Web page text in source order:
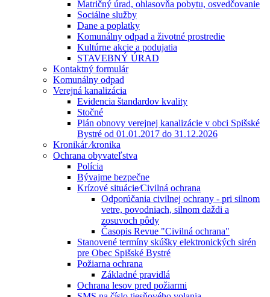
Matričný úrad, ohlasovňa pobytu, osvedčovanie
Sociálne služby
Dane a poplatky
Komunálny odpad a životné prostredie
Kultúrne akcie a podujatia
STAVEBNÝ ÚRAD
Kontaktný formulár
Komunálny odpad
Verejná kanalizácia
Evidencia štandardov kvality
Stočné
Plán obnovy verejnej kanalizácie v obci Spišské
Bystré od 01.01.2017 do 31.12.2026
Kronikár ⁄kronika
Ochrana obyvateľstva
Polícia
Bývajme bezpečne
Krízové situácie⁄Civilná ochrana
Odporúčania civilnej ochrany - pri silnom
vetre, povodniach, silnom daždi a
zosuvoch pôdy
Časopis Revue "Civilná ochrana"
Stanovené termíny skúšky elektronických sirén
pre Obec Spišské Bystré
Požiarna ochrana
Základné pravidlá
Ochrana lesov pred požiarmi